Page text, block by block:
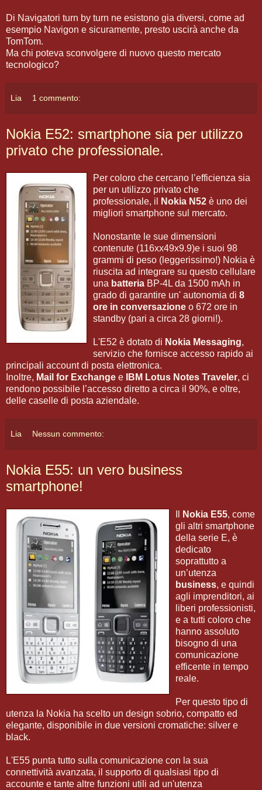
Di Navigatori turn by turn ne esistono gia diversi, come ad
esempio Navigon e sicuramente, presto uscirà anche da
TomTom.
Ma chi poteva sconvolgere di nuovo questo mercato
tecnologico?
Lia 1 commento:
Nokia E52: smartphone sia per utilizzo
privato che professionale.
Per coloro che cercano l’efficienza sia
per un utilizzo privato che
professionale, il
Nokia N52 è uno dei
migliori smartphone sul mercato.
Nonostante le sue dimensioni
contenute (116xx49x9.9)e i suoi 98
grammi di peso (leggerissimo!) Nokia è
riuscita ad integrare su questo cellulare
una batteria BP-4L da 1500 mAh in
grado di garantire un' autonomia di 8
ore in conversazione o 672 ore in
standby (pari a circa 28 giorni!).
L'E52 è dotato di Nokia Messaging,
servizio che fornisce accesso rapido ai
principali account di posta elettronica.
Inoltre, Mail for Exchange e IBM Lotus Notes Traveler, ci
rendono possibile l’accesso diretto a circa il 90%, e oltre,
delle caselle di posta aziendale.
Lia Nessun commento:
Nokia E55: un vero business
smartphone!
Nokia E55, come
gli altri smartphone
della serie E, è
dedicato
soprattutto a
un’utenza
business, e quindi
agli imprenditori, ai
liberi professionisti,
e a tutti coloro che
hanno assoluto
bisogno di una
comunicazione
efficente in tempo
reale.
Per questo tipo di
utenza la Nokia ha scelto un design sobrio, compatto ed
elegante, disponibile in due versioni cromatiche: silver e
black.
L'E55 punta tutto sulla comunicazione con la sua
connettività avanzata, il supporto di qualsiasi tipo di
accounte e tante altre funzioni utili ad un'utenza